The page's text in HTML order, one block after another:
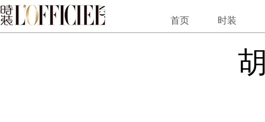
首页 时装
胡歌对时装男士